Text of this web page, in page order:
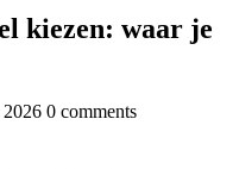
kiezen: waar je
0 comments